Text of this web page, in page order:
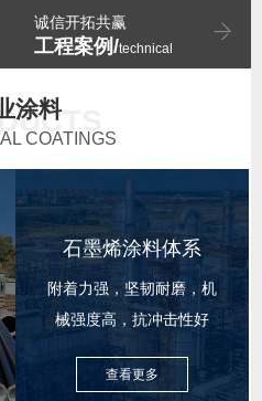
诚信开拓共赢
工程案例/technical
涂料
COATINGS
石墨烯涂料体系
附着力强，坚韧耐磨，机
械强度高，抗冲击性好
查看更多